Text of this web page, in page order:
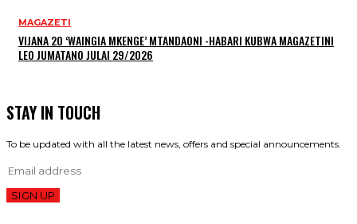
MAGAZETI
VIJANA 20 ‘WAINGIA MKENGE’ MTANDAONI -HABARI KUBWA MAGAZETINI
LEO JUMATANO JULAI 29/2026
STAY IN TOUCH
To be updated with all the latest news, offers and special announcements.
SIGN UP